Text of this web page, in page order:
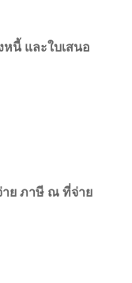
หนี้ และใบเสนอ
าย ภาษี ณ ที่จ่าย